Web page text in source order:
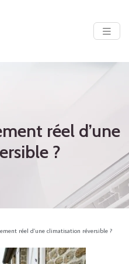
réel d’une
?
réel d’une climatisation réversible ?